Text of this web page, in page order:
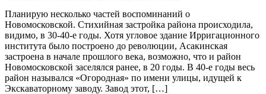
Планирую несколько частей воспоминаний о
Новомосковской. Стихийная застройка района происходила,
видимо, в 30-40-е годы. Хотя угловое здание Ирригационного
института было построено до революции, Асакинская
застроена в начале прошлого века, возможно, что и район
Новомосковской заселялся ранее, в 20 годы. В 40-е годы весь
район назывался «Огородная» по имени улицы, идущей к
Экскаваторному заводу. Завод этот, […]